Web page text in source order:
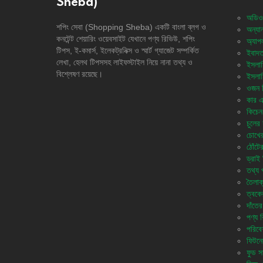
Sheba)
শপিং সেবা (Shopping Sheba) একটি বাংলা ব্লগ ও
কনটেন্ট শেয়ারিং ওয়েবসাইট যেখানে পণ্য রিভিউ, শপিং
টিপস, ই-কমার্স, ইলেকট্রনিক্স ও স্মার্ট গ্যাজেট সম্পর্কিত
লেখা, হেলথ টিপসসহ লাইফস্টাইল নিয়ে নানা তথ্য ও
বিশ্লেষণ রয়েছে।
অডিও
ওজন
কার
চুলের
ড্রাই
তথ্য
পণ্য
ফুড